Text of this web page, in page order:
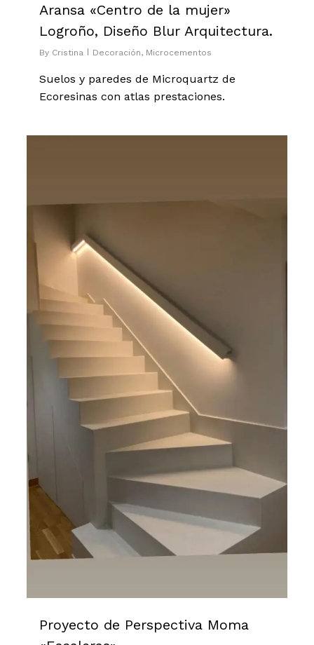
Aransa «Centro de la mujer»
Logroño, Diseño Blur Arquitectura.
By Cristina Decoración, Microcementos
Suelos y paredes de Microquartz de
Ecoresinas con atlas prestaciones.
Proyecto de Perspectiva Moma